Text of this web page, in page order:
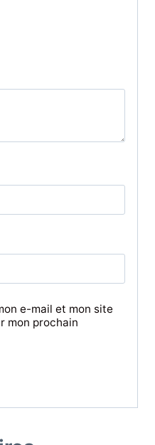
e-mail et mon site
mon prochain